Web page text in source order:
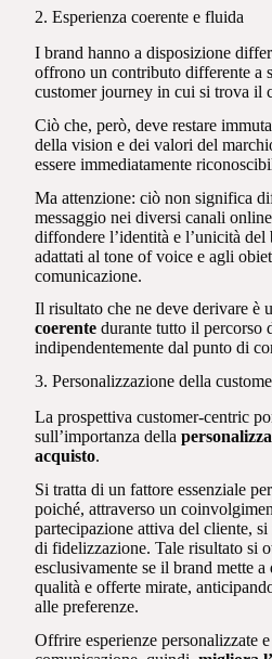
2. Esperienza coerente e fluida
I brand hanno a disposizione
offrono un contributo differente a
customer journey in cui si trova il
Ciò che, però, deve restare
della vision e dei valori del
essere immediatamente
Ma attenzione: ciò non significa
messaggio nei diversi canali
diffondere l’identità e l’unicità del
adattati al tone of voice e agli
comunicazione.
Il risultato che ne deve derivare è
coerente durante tutto il percorso
indipendentemente dal punto di
3. Personalizzazione della
La prospettiva customer-centric
sull’importanza della
acquisto.
Si tratta di un fattore essenziale
poiché, attraverso un
partecipazione attiva del cliente,
di fidelizzazione. Tale risultato si
esclusivamente se il brand mette
qualità e offerte mirate,
alle preferenze.
Offrire esperienze personalizzate